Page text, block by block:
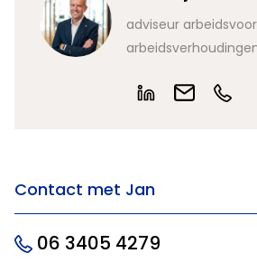
adviseur
Contact met Jan
06 3405 4279